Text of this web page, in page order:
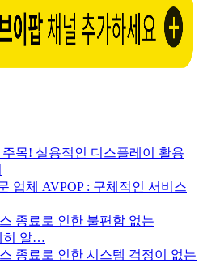
목! 실용적인 디스플레이 활용
업체 AVPOP : 구체적인 서비스
종료로 인한 불편함 없는
히 알…
종료로 인한 시스템 걱정이 없는